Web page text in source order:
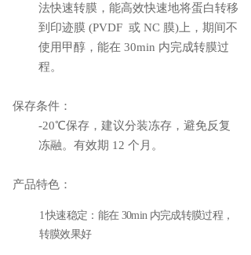
法快速转膜，能高效快速地将蛋白转移
到印迹膜 (PVDF 或 NC 膜)上，期间不
使用甲醇，能在 30min 内完成转膜过
程。
保存条件：
-20℃保存，建议分装冻存，避免反复
冻融。有效期 12 个月。
产品特色：
1 快速稳定：能在30min 内完成转膜过程，
转膜效果好